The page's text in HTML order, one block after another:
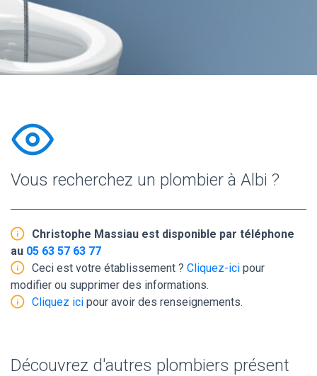
Vous recherchez un plombier à Albi ?
Christophe Massiau est disponible par téléphone
au 05 63 57 63 77
Ceci est votre établissement ? Cliquez-ici pour
modifier ou supprimer des informations.
Cliquez ici pour avoir des renseignements.
Découvrez d'autres plombiers présent